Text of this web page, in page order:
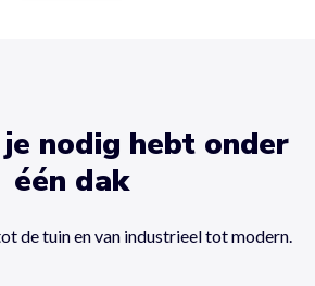
nodig hebt onder
één dak
de tuin en van industrieel tot modern.